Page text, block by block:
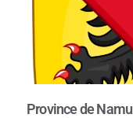
Province de